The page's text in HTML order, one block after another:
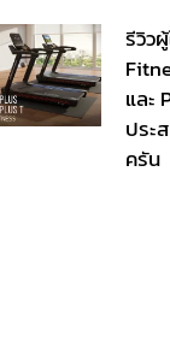
รีวิว
และ
ประ
ครัน